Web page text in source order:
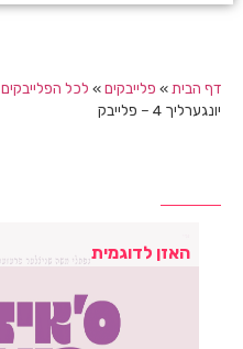
דף הבית » פלייבקים» לכל הפלייבקים
יונגערליך 4 – פלייבק
האזן לדוגמית